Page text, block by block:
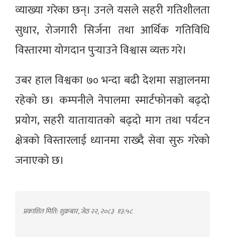
व्याख्या गरेका छन्। उनले यसले सहरी गतिशीलता
सुधार, रोजगारी सिर्जना तथा आर्थिक गतिविधि
विस्तारमा योगदान पुर्‍याउने विश्वास व्यक्त गरे।
उबर हाल विश्वका ७० भन्दा बढी देशमा सञ्चालनमा
रहेको छ। कम्पनीले नेपालमा स्मार्टफोनको बढ्दो
प्रयोग, सहरी यातायातको बढ्दो माग तथा पर्यटन
क्षेत्रको विस्तारलाई ध्यानमा राख्दै सेवा सुरु गरेको
जनाएको छ।
प्रकाशित मिति: शुक्रबार, जेठ २२, २०८३ १३:५८